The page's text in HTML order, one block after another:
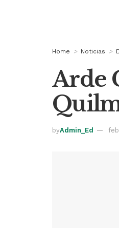
Home Noticias
Arde
byAdmin_Ed